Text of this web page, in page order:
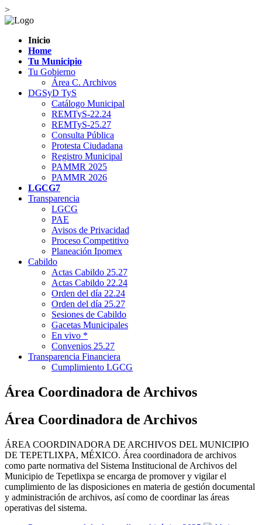
>
Inicio
Home
Tu Municipio
Tu Gobierno
Área C. Archivos
DGSyD TyS
Catálogo Municipal
REMTyS-22.24
REMTyS-25.27
Consulta Pública
Protesta Ciudadana
Registro Municipal
PAMMR 2025
PAMMR 2026
LGCG7
Transparencia
LGCG
PAE
Avisos de Privacidad
Proceso Competitivo
Planeación Ipomex
Cabildo
Actas Cabildo 25.27
Actas Cabildo 22.24
Orden del día 22.24
Orden del día 25.27
Sesiones de Cabildo
Gacetas Municipales
En vivo *
Convenios 25.27
Transparencia Financiera
Cumplimiento LGCG
Área Coordinadora de Archivos
Área Coordinadora de Archivos
ÁREA COORDINADORA DE ARCHIVOS DEL MUNICIPIO
DE TEPETLIXPA, MÉXICO. Área coordinadora de archivos
como parte normativa del Sistema Institucional de Archivos del
Municipio de Tepetlixpa se encarga de promover y vigilar el
cumplimiento de las disposiciones en materia de gestión documental
y administración de archivos, así como de coordinar las áreas
operativas del sistema.